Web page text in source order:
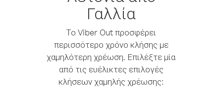
Γαλλία
Το Viber Out προσφέρει
περισσότερο χρόνο κλήσης με
χαμηλότερη χρέωση. Επιλέξτε μία
από τις ευέλικτες επιλογές
κλήσεων χαμηλής χρέωσης: